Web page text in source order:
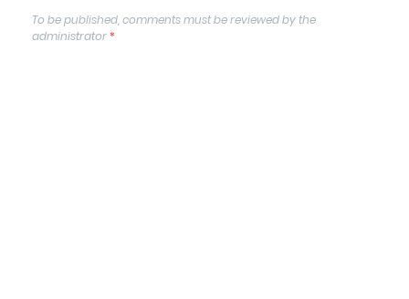
To be published, comments must be reviewed by the
administrator*